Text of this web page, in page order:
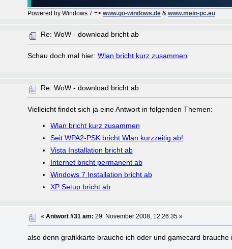
Powered by Windows 7 => www.go-windows.de& www.mein-pc.eu
Re: WoW - download bricht ab
Schau doch mal hier: Wlan bricht kurz zusammen
Re: WoW - download bricht ab
Vielleicht findet sich ja eine Antwort in folgenden Themen:
Wlan bricht kurz zusammen
Seit WPA2-PSK bricht Wlan kurzzeitig ab!
Vista Installation bricht ab
Internet bricht permanent ab
Windows 7 Installation bricht ab
XP Setup bricht ab
«Antwort #31 am: 29. November 2008, 12:26:35 »
also denn grafikkarte brauche ich oder und gamecard